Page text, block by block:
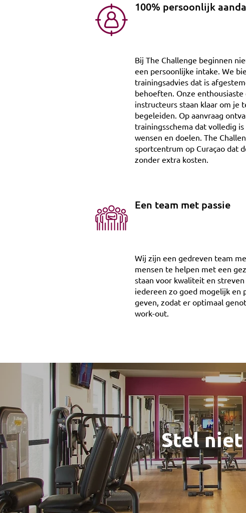
100% persoonlijk
Bij The Challenge beginnen
een persoonlijke intake. We
trainingsadvies dat is
behoeften. Onze enthousiaste
instructeurs staan klaar om je
begeleiden. Op aanvraag
trainingsschema dat volledig
wensen en doelen. The
sportcentrum op Curaçao dat
zonder extra kosten.
Een team met passie
Wij zijn een gedreven team
mensen te helpen met een
staan voor kwaliteit en
iedereen zo goed mogelijk en
geven, zodat er optimaal
work-out.
Stel